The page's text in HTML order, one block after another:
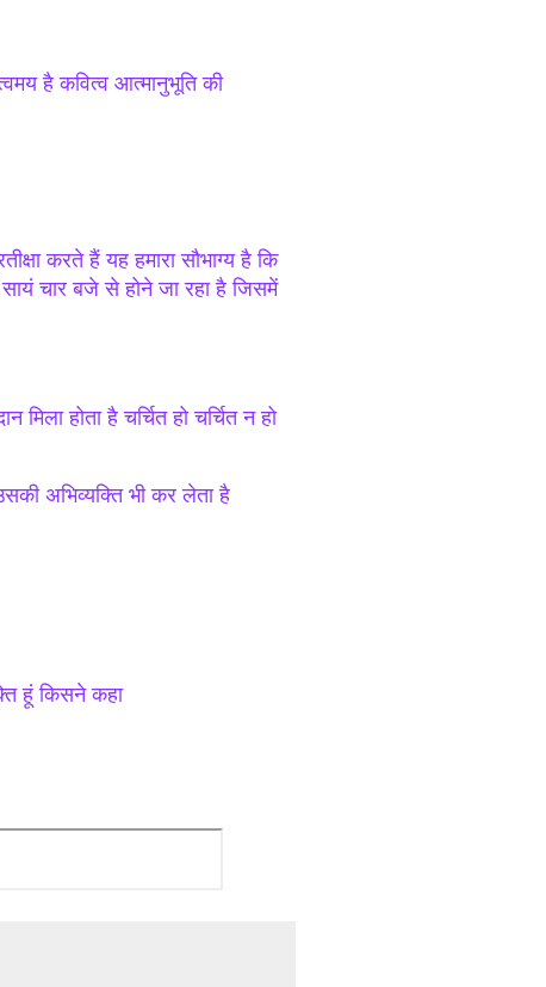
है कवित्व आत्मानुभूति की
करते हैं यह हमारा सौभाग्य है कि
चार बजे से होने जा रहा है जिसमें
होता है चर्चित हो चर्चित न हो
अभिव्यक्ति भी कर लेता है
हूं किसने कहा